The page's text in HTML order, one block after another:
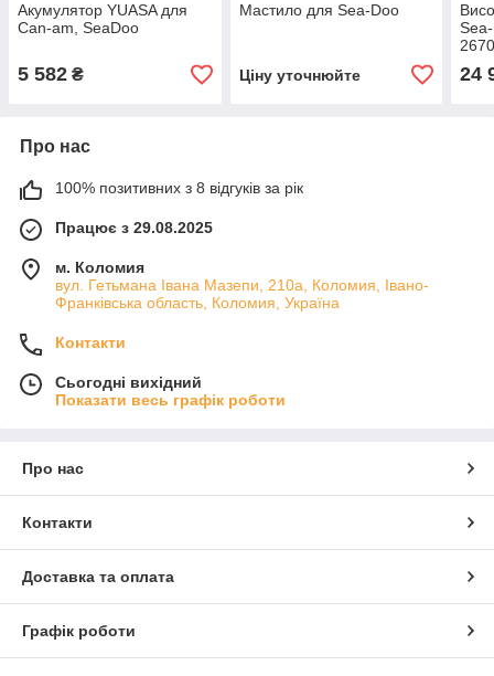
Акумулятор YUASA для
Can-am, SeaDoo
5 582 ₴
Мастило для Sea-Doo
Ціну уточнюйте 24
Про нас
100% позитивних з 8 відгуків за рік
Працює з 29.08.2025
м. Коломия
вул. Гетьмана Івана Мазепи, 210а, Коломия, Івано-
Франківська область, Коломия, Україна
Контакти
Сьогодні вихідний
Показати весь графік роботи
Про нас
Контакти
Доставка та оплата
Графік роботи